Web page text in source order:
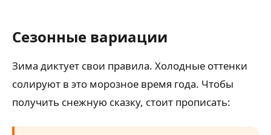
Сезонные вариации
Зима диктует свои правила. Холодные оттенки
солируют в это морозное время года. Чтобы
получить снежную сказку, стоит прописать: